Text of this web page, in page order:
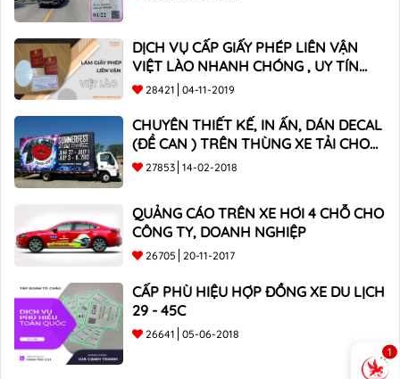
DỊCH VỤ CẤP GIẤY PHÉP LIÊN VẬN
VIỆT LÀO NHANH CHÓNG , UY TÍN
TOÀN QUỐC
28421 04-11-2019
CHUYÊN THIẾT KẾ, IN ẤN, DÁN DECAL
(ĐỀ CAN ) TRÊN THÙNG XE TẢI CHO
CÔNG TY
27853 14-02-2018
QUẢNG CÁO TRÊN XE HƠI 4 CHỖ CHO
CÔNG TY, DOANH NGHIỆP
26705 20-11-2017
CẤP PHÙ HIỆU HỢP ĐỒNG XE DU LỊCH
29 - 45C
26641 05-06-2018
1